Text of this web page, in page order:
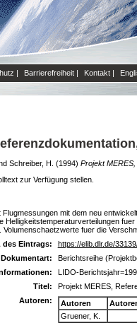
| Barrierefreiheit | Kontakt |
Schreiber, H. (1994) Projekt
zur Verfügung stellen.
mit dem neu
Helligkeitstemperaturverteilungen
fuer die
des Eintrags:
https://elib.dlr.de/
Dokumentart:
Berichtsreihe
LIDO-
Titel:
Projekt MERES,
Autoren:
Autoren
Gruener, K.